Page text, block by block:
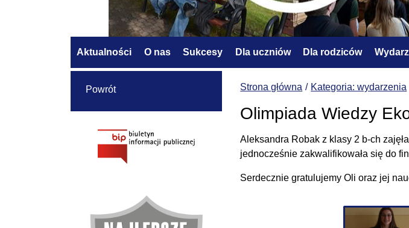
Aktualności O nas Sukcesy Dla uczniów Dla rodziców
Strona główna Kategoria: wydarzenia
Olimpiada Wiedzy
Aleksandra Robak z klasy 2 b-ch
jednocześnie zakwalifikowała się do
Serdecznie gratulujemy Oli oraz jej
Powrót